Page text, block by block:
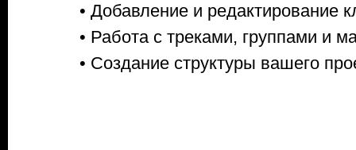
• Добавление и редактирование
• Работа с треками, группами и
• Создание структуры вашего